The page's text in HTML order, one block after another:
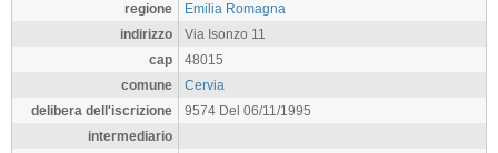
regione
Emilia Romagna
indirizzo
Via Isonzo 11
cap
48015
comune
Cervia
delibera dell'iscrizione
9574 Del 06/11/1995
intermediario